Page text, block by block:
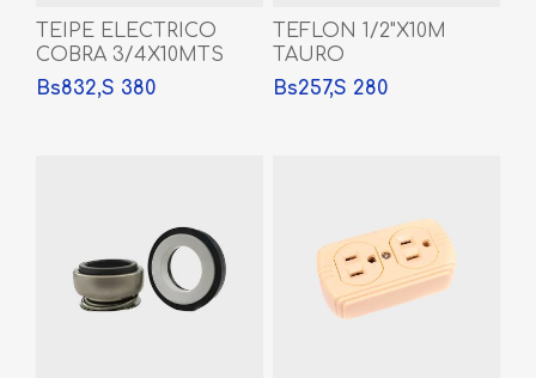
TEIPE ELECTRICO
COBRA 3/4X10MTS
Bs832,S 380
TEFLON 1/2"X10M
TAURO
Bs257,S 280